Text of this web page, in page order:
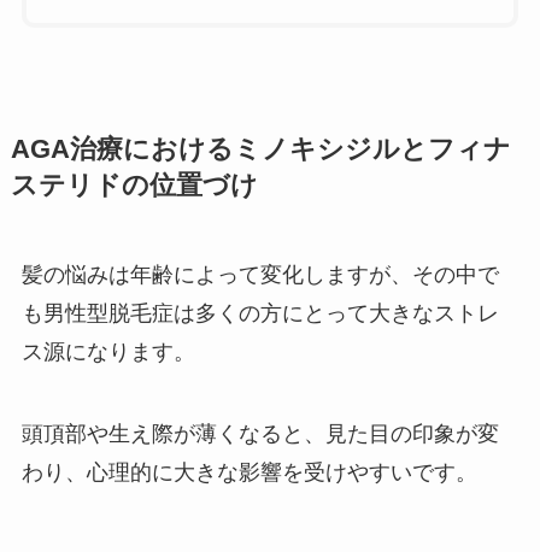
AGA治療におけるミノキシジルとフィナ
ステリドの位置づけ
髪の悩みは年齢によって変化しますが、その中で
も男性型脱毛症は多くの方にとって大きなストレ
ス源になります。
頭頂部や生え際が薄くなると、見た目の印象が変
わり、心理的に大きな影響を受けやすいです。